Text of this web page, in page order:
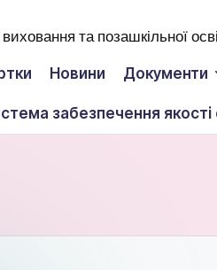
Новини Документи
забезпечення якості